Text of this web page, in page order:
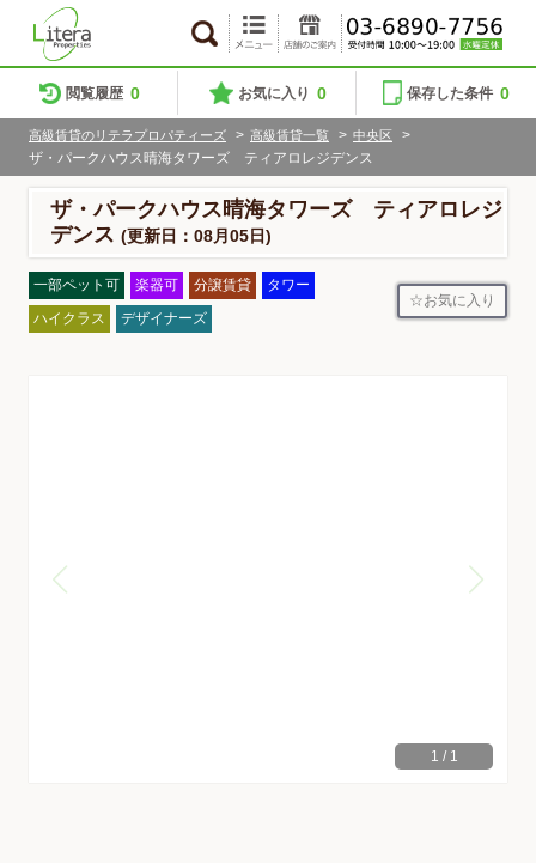
閲覧履歴 0 お気に入り 0 保存した条件 0
高級賃貸のリテラプロパティーズ > 高級賃貸一覧 > 中央区
>
ザ・パークハウス晴海タワーズ ティアロレジデンス
ザ・パークハウス晴海タワーズ ティアロレジ
デンス (更新日：08月05日)
一部ペット可 楽器可 分譲賃貸
タワー
ハイクラス
デザイナーズ
お気に入り
1 / 1